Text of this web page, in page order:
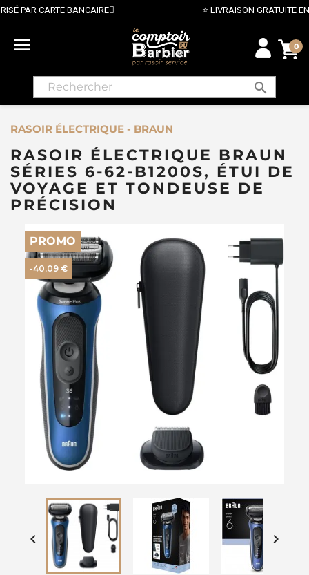
⭐ LIVRAISON GRATUITE EN FRANCE MÉTROPOLITAINE DÈS
 0
search
RASOIR ÉLECTRIQUE - BRAUN
RASOIR ÉLECTRIQUE BRAUN
SÉRIES 6-62-B1200S, ÉTUI DE
VOYAGE ET TONDEUSE DE
PRÉCISION
PROMO
-40,09 €
 